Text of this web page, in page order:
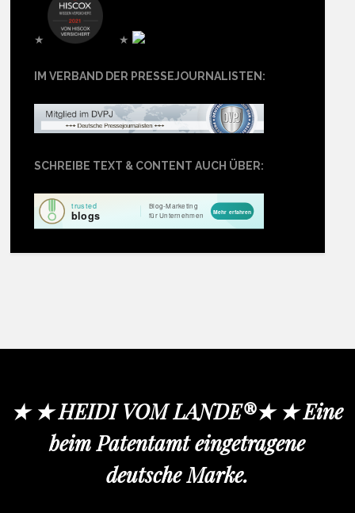
★ ★
IM VERBAND DER PRESSEJOURNALISTEN:
SCHREIBE TEXT & CONTENT AUCH ÜBER:
★ ★ HEIDI VOM LANDE®★ ★ Eine
beim Patentamt eingetragene
deutsche Marke.